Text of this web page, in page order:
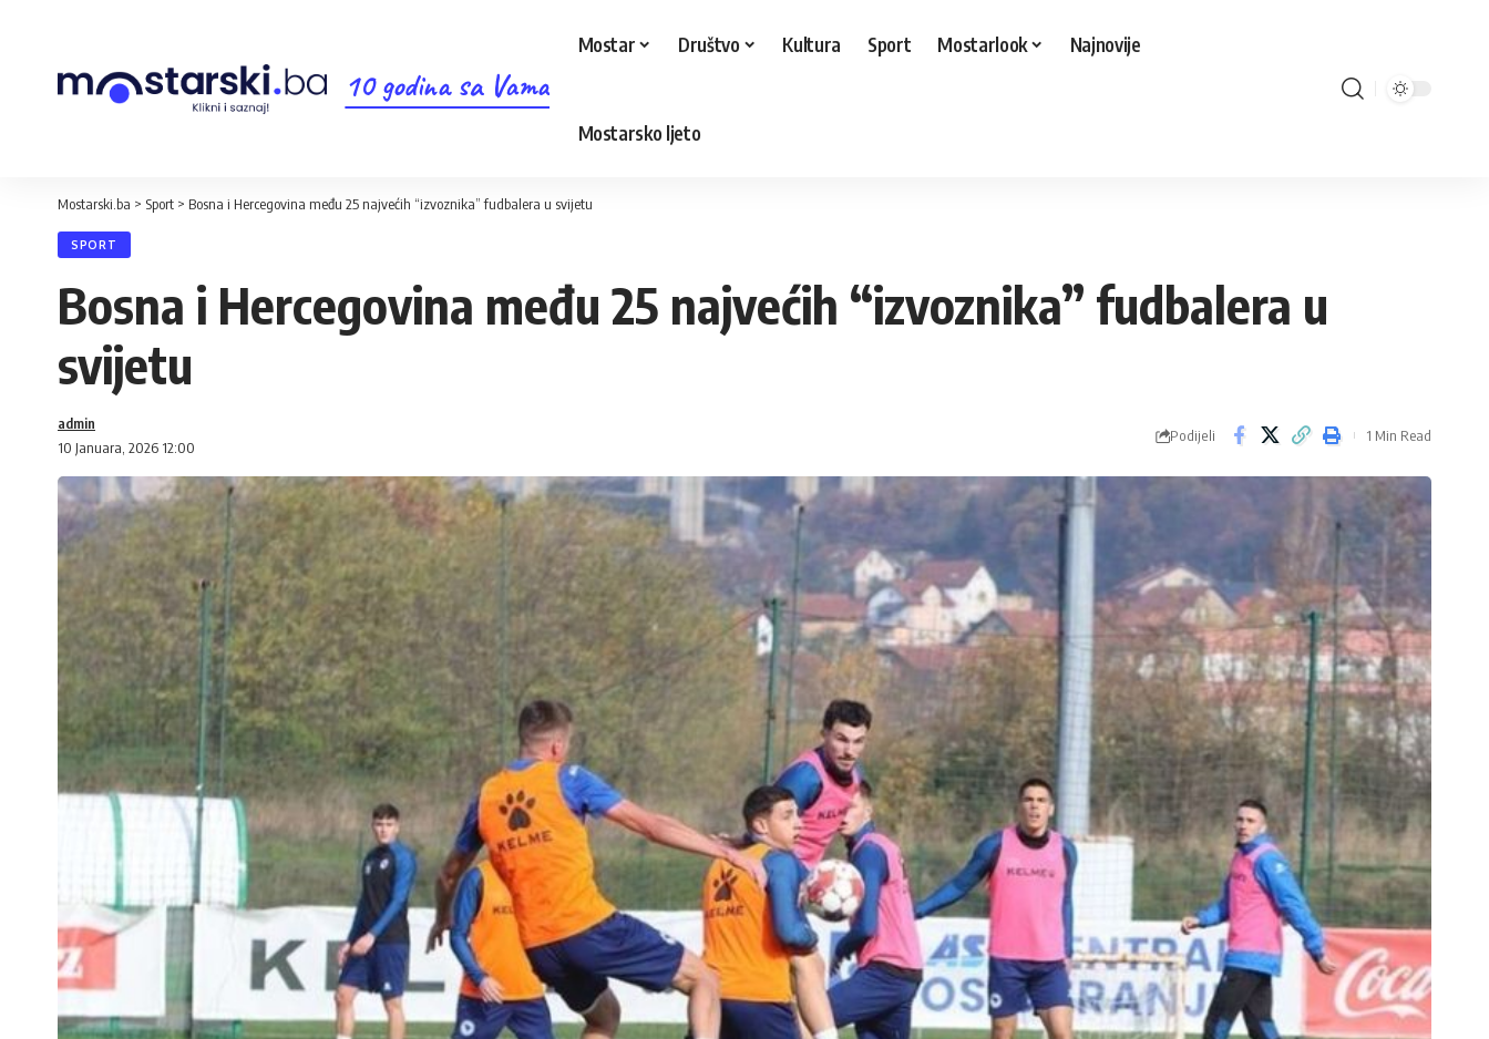
10 godina sa Vama
Mostar Društvo Kultura Sport Mostarlook Najnovije
Mostarsko ljeto
Mostarski.ba > Sport > Bosna i Hercegovina među 25 najvećih “izvoznika” fudbalera u svijetu
SPORT
Bosna i Hercegovina među 25 najvećih “izvoznika” fudbalera u
svijetu
10 Januara, 2026 12:00
admin
Podijeli 1 Min Read